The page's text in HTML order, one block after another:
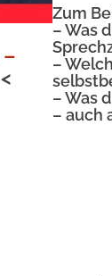
Zum
– Was
–
– Was
– auch